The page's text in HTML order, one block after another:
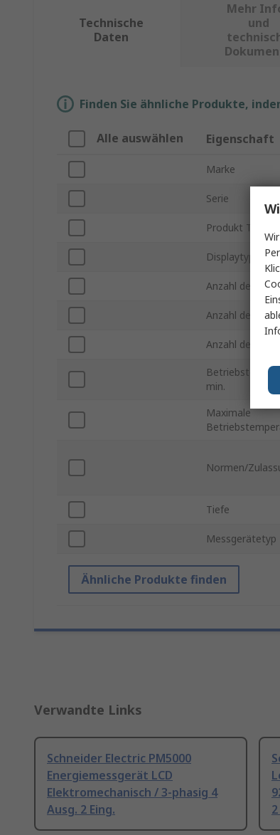
Technische
Daten
Mehr
und
Finden Sie ähnliche Produkte,
Alle auswählen Eigenschaft
Marke
Serie
Produkt Typ
Displaytyp
Anzahl der
Anzahl der
Anzahl der
min.
Maximale
Normen/
Tiefe
Messgerätetyp
Ähnliche Produkte finden
Verwandte Links
Schneider Electric PM5000
Energiemessgerät LCD
Elektromechanisch / 3-phasig 4
Ausg. 2 Eing.